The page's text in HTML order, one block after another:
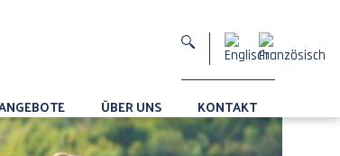
ÜBER UNS KONTAKT